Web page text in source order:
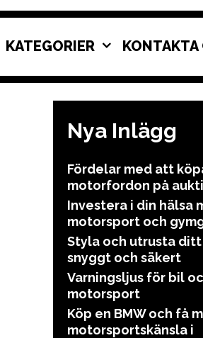
KATEGORIER KONTAKTA
Nya Inlägg
Fördelar med att
motorfordon på
Investera i din hälsa
motorsport och
Styla och utrusta
snyggt och säkert
Varningsljus för bil
motorsport
Köp en BMW och få
motorsportskänsla i